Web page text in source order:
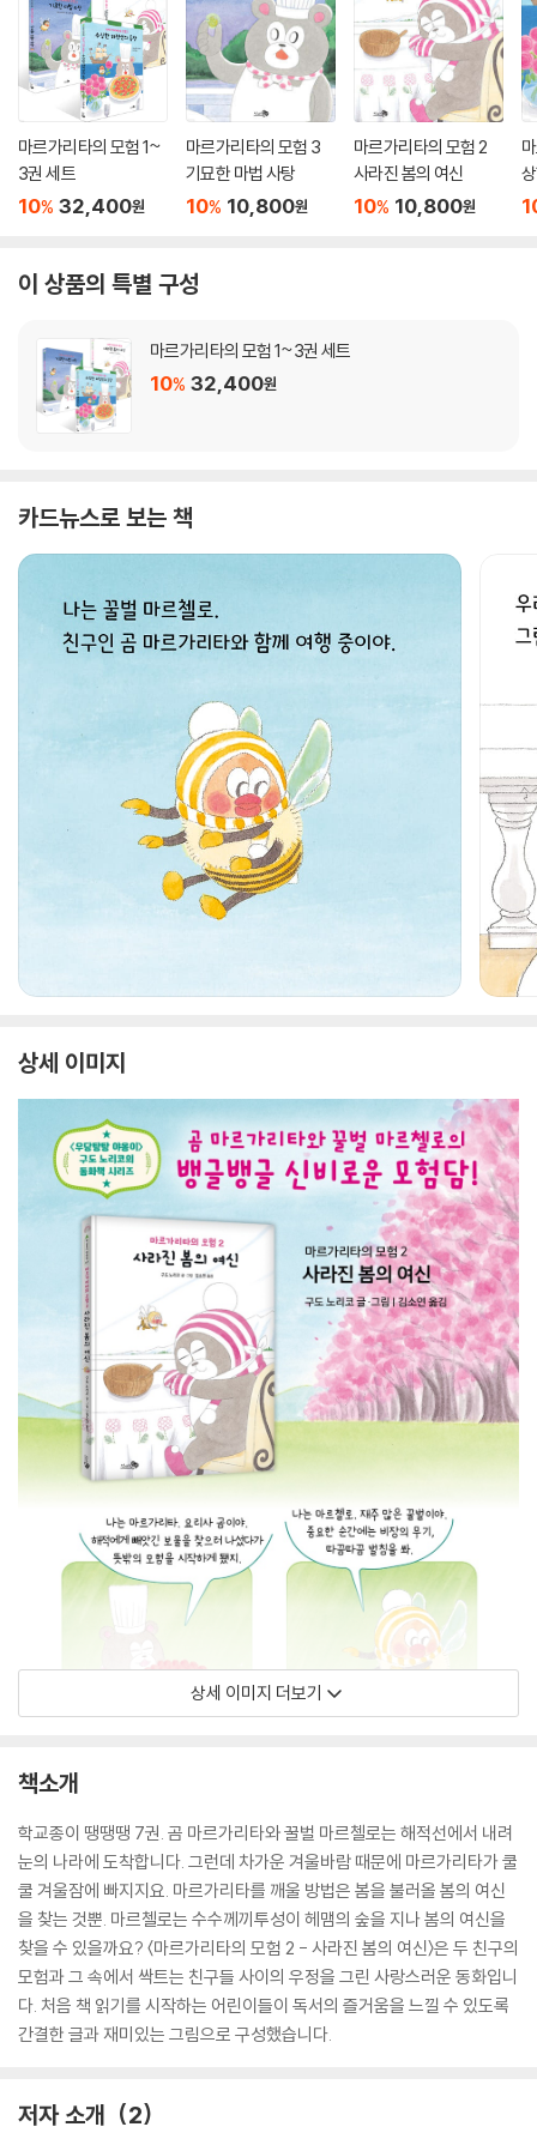
마르가리타의 모험 1~
3권 세트
10% 32,400원
마르가리타의 모험 3
기묘한 마법 사탕
10% 10,800원
마르가리타의 모험 2
사라진 봄의 여신
10% 10,800원
이 상품의 특별 구성
마르가리타의 모험 1~3권 세트
10% 32,400원
카드뉴스로 보는 책
상세 이미지
상세 이미지 더보기
책소개
학교종이 땡땡땡 7권. 곰 마르가리타와 꿀벌 마르첼로는 해적선에서 내려
눈의 나라에 도착합니다. 그런데 차가운 겨울바람 때문에 마르가리타가 쿨
쿨 겨울잠에 빠지지요. 마르가리타를 깨울 방법은 봄을 불러올 봄의 여신
을 찾는 것뿐. 마르첼로는 수수께끼투성이 헤맴의 숲을 지나 봄의 여신을
찾을 수 있을까요? 〈마르가리타의 모험 2 - 사라진 봄의 여신〉은 두 친구의
모험과 그 속에서 싹트는 친구들 사이의 우정을 그린 사랑스러운 동화입니
다. 처음 책 읽기를 시작하는 어린이들이 독서의 즐거움을 느낄 수 있도록
간결한 글과 재미있는 그림으로 구성했습니다.
저자 소개 2